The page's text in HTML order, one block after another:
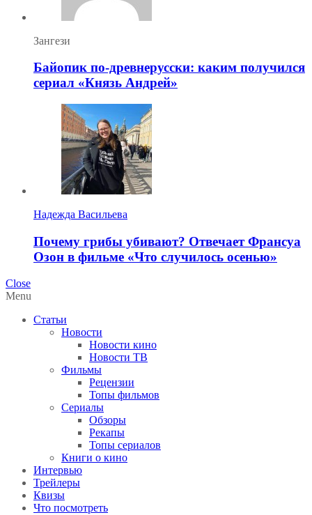
Зангези
Байопик по-древнерусски: каким получился
сериал «Князь Андрей»
Надежда Васильева
Почему грибы убивают? Отвечает Франсуа
Озон в фильме «Что случилось осенью»
Close
Menu
Статьи
Новости
Новости кино
Новости ТВ
Фильмы
Рецензии
Топы фильмов
Сериалы
Обзоры
Рекапы
Топы сериалов
Книги о кино
Интервью
Трейлеры
Квизы
Что посмотреть